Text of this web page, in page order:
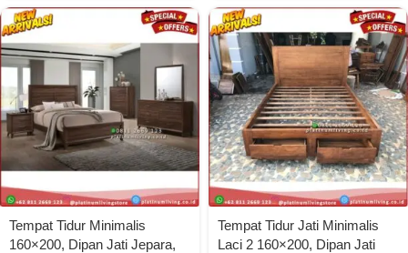
Tempat Tidur Minimalis
160×200, Dipan Jati Jepara,
Tempat Tidur Jati Minimalis
Laci 2 160×200, Dipan Jati